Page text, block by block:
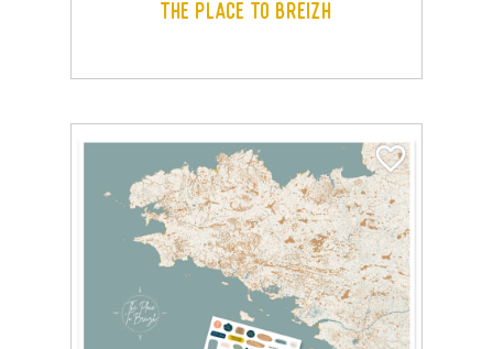
The Place To Breizh
favorite_border